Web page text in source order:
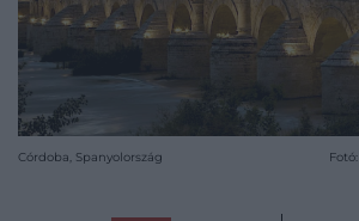
Córdoba, Spanyolország Fotó: